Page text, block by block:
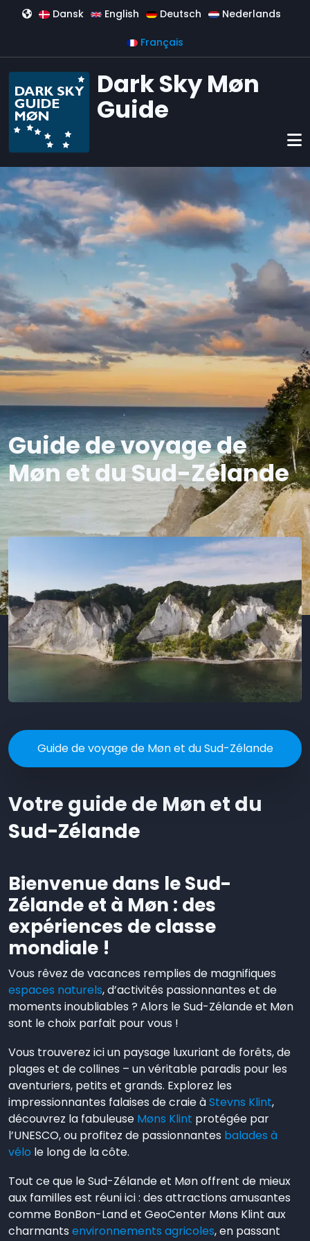
Aller au contenu principal
Dansk English Deutsch Nederlands
Français
Dark Sky Møn
Guide
Guide de voyage de
Møn et du Sud-Zélande
Guide de voyage de Møn et du Sud-Zélande
Votre guide de Møn et du
Sud-Zélande
Bienvenue dans le Sud-
Zélande et à Møn : des
expériences de classe
mondiale !
Vous rêvez de vacances remplies de magnifiques
espaces naturels, d’activités passionnantes et de
moments inoubliables ? Alors le Sud-Zélande et Møn
sont le choix parfait pour vous !
Vous trouverez ici un paysage luxuriant de forêts, de
plages et de collines – un véritable paradis pour les
aventuriers, petits et grands. Explorez les
impressionnantes falaises de craie àStevns Klint,
découvrez la fabuleuse Møns Klint protégée par
l’UNESCO, ou profitez de passionnantes balades à
vélo le long de la côte.
Tout ce que le Sud-Zélande et Møn offrent de mieux
aux familles est réuni ici : des attractions amusantes
comme BonBon-Land et GeoCenter Møns Klint aux
charmants environnements agricoles, en passant